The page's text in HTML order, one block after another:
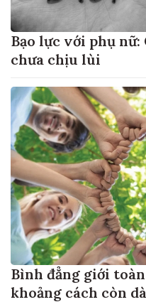
Bạo lực với phụ
chưa chịu lùi
Bình đẳng giới
khoảng cách còn